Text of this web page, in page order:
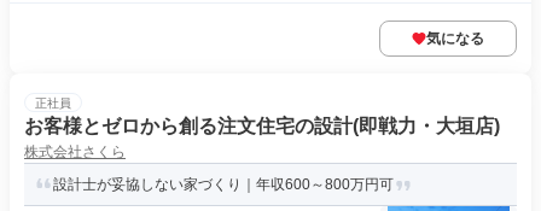
気になる
正社員
お客様とゼロから創る注文住宅の設計(即戦力・大垣店)
株式会社さくら
設計士が妥協しない家づくり｜年収600～800万円可